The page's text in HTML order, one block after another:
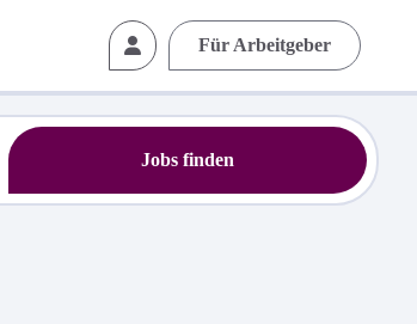
Für Arbeitgeber
Jobs finden